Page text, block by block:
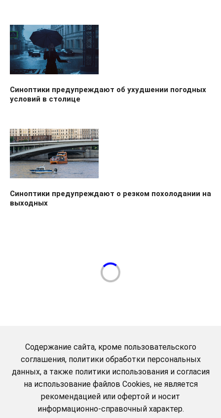
Синоптики предупреждают об ухудшении погодных
условий в столице
Синоптики предупреждают о резком похолодании на
выходных
Содержание сайта, кроме пользовательского
соглашения, политики обработки персональных
данных, а также политики использования и согласия
на использование файлов Cookies, не является
рекомендацией или офертой и носит
информационно-справочный характер.